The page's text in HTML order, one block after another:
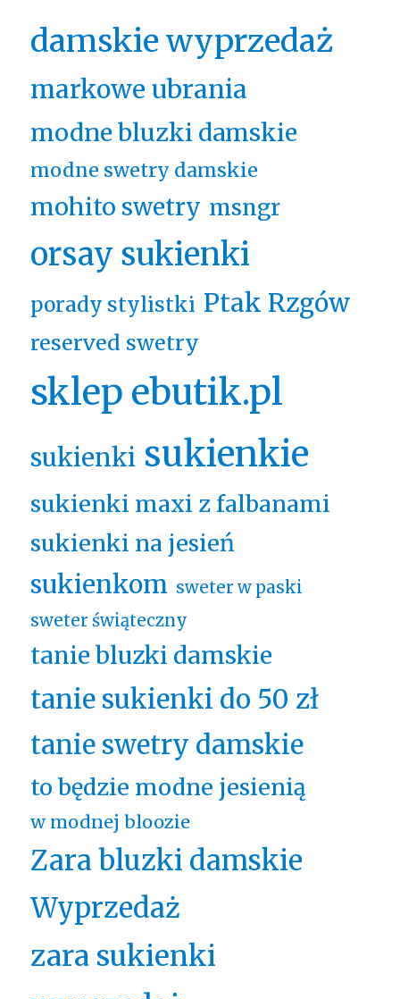
damskie wyprzedaż
markowe ubrania
modne bluzki damskie
modne swetry damskie
mohito swetry msngr
orsay sukienki
porady stylistki Ptak Rzgów
reserved swetry
sklep ebutik.pl
sukienki sukienkie
sukienki maxi z falbanami
sukienki na jesień
sukienkom sweter w paski
sweter świąteczny
tanie bluzki damskie
tanie sukienki do 50 zł
tanie swetry damskie
to będzie modne jesienią
w modnej bloozie
Zara bluzki damskie
Wyprzedaż
zara sukienki